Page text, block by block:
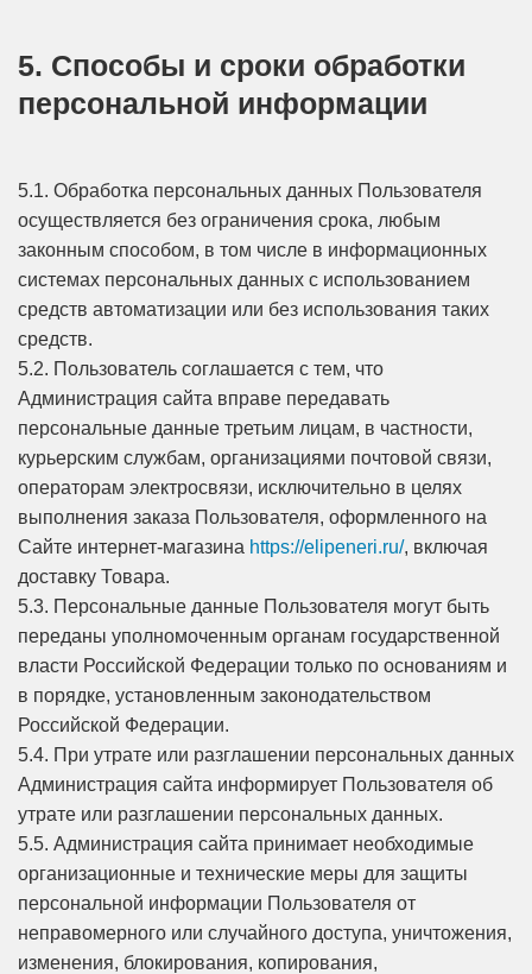
5. Способы и сроки обработки
персональной информации
5.1. Обработка персональных данных Пользователя
осуществляется без ограничения срока, любым
законным способом, в том числе в информационных
системах персональных данных с использованием
средств автоматизации или без использования таких
средств.
5.2. Пользователь соглашается с тем, что
Администрация сайта вправе передавать
персональные данные третьим лицам, в частности,
курьерским службам, организациями почтовой связи,
операторам электросвязи, исключительно в целях
выполнения заказа Пользователя, оформленного на
Сайте интернет-магазина https://elipeneri.ru/, включая
доставку Товара.
5.3. Персональные данные Пользователя могут быть
переданы уполномоченным органам государственной
власти Российской Федерации только по основаниям и
в порядке, установленным законодательством
Российской Федерации.
5.4. При утрате или разглашении персональных данных
Администрация сайта информирует Пользователя об
утрате или разглашении персональных данных.
5.5. Администрация сайта принимает необходимые
организационные и технические меры для защиты
персональной информации Пользователя от
неправомерного или случайного доступа, уничтожения,
изменения, блокирования, копирования,